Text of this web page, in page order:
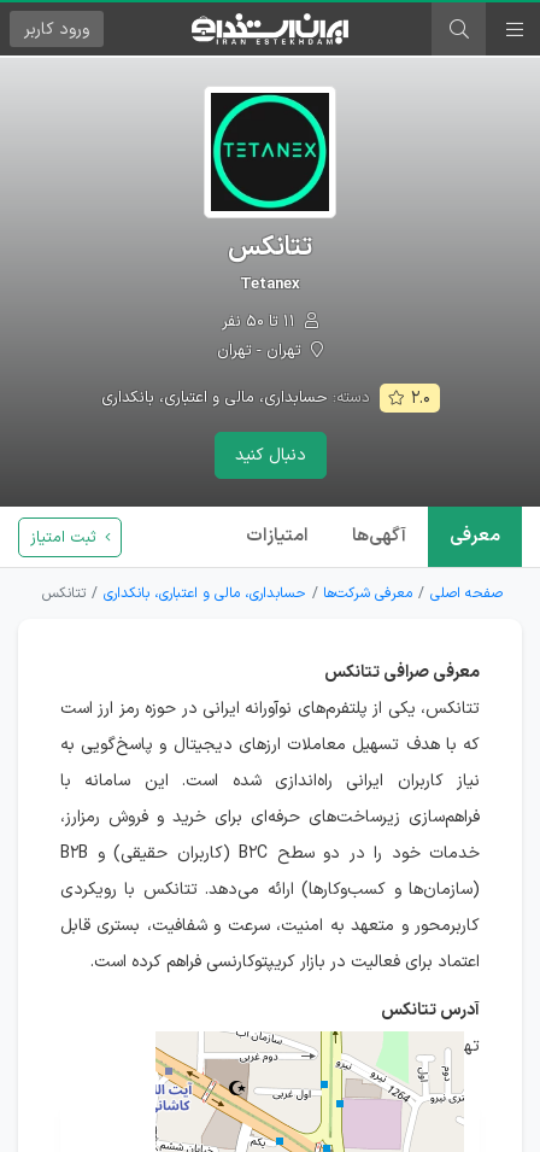
ورود کاربر
تتانکس
Tetanex
تهران - تهران
۲.۰ دسته: حسابداری، مالی و اعتباری، بانکداری
دنبال کنید
معرفی آگهی‌ها امتیازات ثبت امتیاز
صفحه اصلی معرفی شرکت‌ها حسابداری، مالی و اعتباری، بانکداری تتانکس
معرفی صرافی تتانکس
تتانکس، یکی از پلتفرم‌های نوآورانه ایرانی در حوزه رمز ارز است
که با هدف تسهیل معاملات ارزهای دیجیتال و پاسخ‌گویی به
نیاز کاربران ایرانی راه‌اندازی شده است. این سامانه با
فراهم‌سازی زیرساخت‌های حرفه‌ای برای خرید و فروش رمزارز،
خدمات خود را در دو سطح B۲C (کاربران حقیقی) و B۲B
(سازمان‌ها و کسب‌وکارها) ارائه می‌دهد. تتانکس با رویکردی
کاربرمحور و متعهد به امنیت، سرعت و شفافیت، بستری قابل
اعتماد برای فعالیت در بازار کریپتوکارنسی فراهم کرده است.
آدرس تتانکس
تهران، آیت‌الله کاشانی